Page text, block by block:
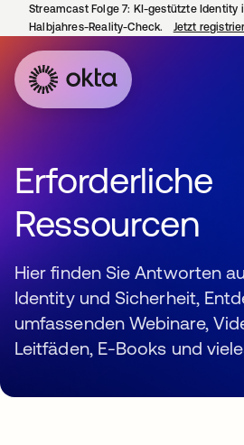
Streamcast Folge 7: KI-gestützte Identity
Halbjahres-Reality-Check.
Jetzt
Erforderliche
Ressourcen
Hier finden Sie Antworten
Identity und Sicherheit,
umfassenden Webinare,
Leitfäden, E-Books und